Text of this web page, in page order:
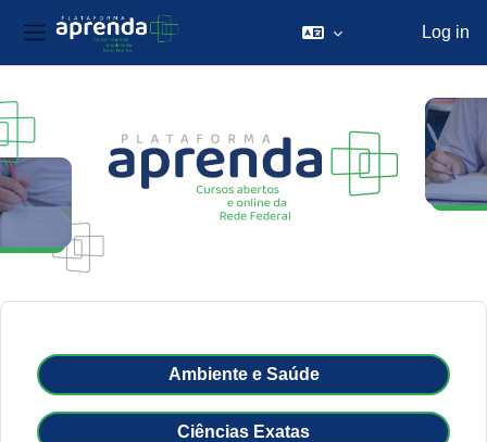
Side panel
Log in
Ambiente e Saúde
Ciências Exatas